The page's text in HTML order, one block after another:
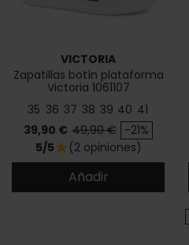
VICTORIA
Zapatillas botín plataforma
Victoria 1061107
35 36 37 38 39 40 41
Precio
39,90 € Precio base
49,90 € -21%
5/5star (2 opiniones)
Añadir